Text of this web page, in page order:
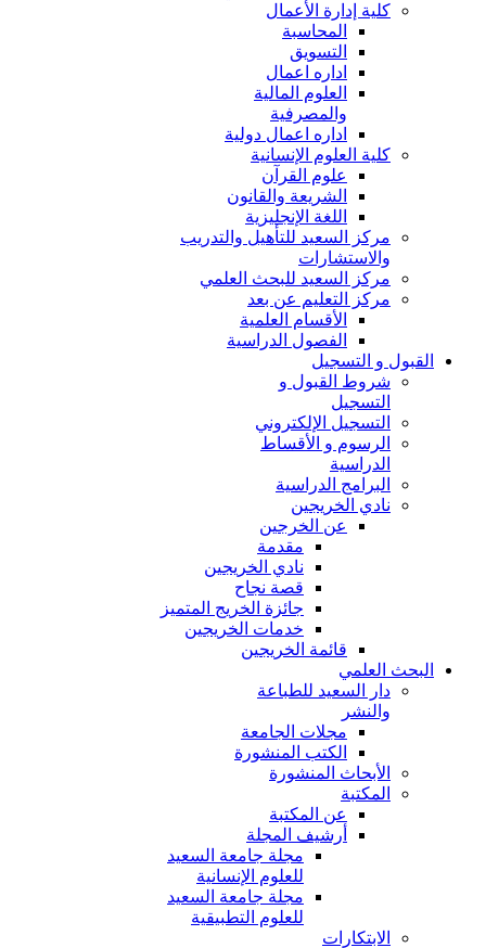
كلية إدارة الأعمال
المحاسبة
التسويق
اداره اعمال
العلوم المالية
والمصرفية
اداره اعمال دولية
كلية العلوم الإنسانية
علوم القرآن
الشريعة والقانون
اللغة الإنجليزية
مركز السعيد للتأهيل والتدريب
والاستشارات
مركز السعيد للبحث العلمي
مركز التعليم عن بعد
الأقسام العلمية
الفصول الدراسية
القبول و التسجيل
شروط القبول و
التسجيل
التسجيل الإلكتروني
الرسوم و الأقساط
الدراسية
البرامج الدراسية
نادي الخريجين
عن الخرجين
مقدمة
نادي الخريجين
قصة نجاح
جائزة الخريج المتميز
خدمات الخريجين
قائمة الخريجين
البحث العلمي
دار السعيد للطباعة
والنشر
مجلات الجامعة
الكتب المنشورة
الأبحاث المنشورة
المكتبة
عن المكتبة
أرشيف المجلة
مجلة جامعة السعيد
للعلوم الإنسانية
مجلة جامعة السعيد
للعلوم التطبيقية
الابتكارات